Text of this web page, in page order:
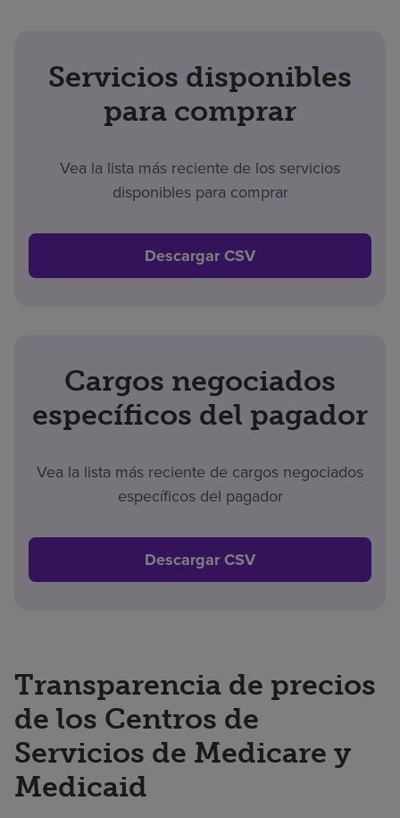
Servicios disponibles
para comprar
Vea la lista más reciente de los servicios
disponibles para comprar
Descargar CSV
Cargos negociados
específicos del pagador
Vea la lista más reciente de cargos negociados
específicos del pagador
Descargar CSV
Transparencia de precios
de los Centros de
Servicios de Medicare y
Medicaid